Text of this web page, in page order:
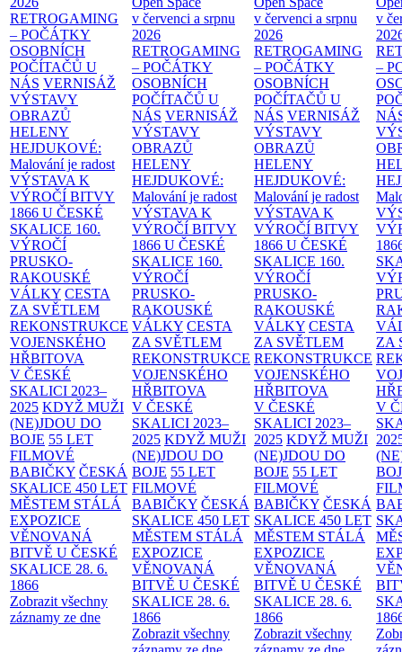
RETROGAMING
– POČÁTKY
OSOBNÍCH
POČÍTAČŮ U
NÁS VERNISÁŽ
VÝSTAVY
OBRAZŮ
HELENY
HEJDUKOVÉ:
Malování je radost
VÝSTAVA K
VÝROČÍ BITVY
1866 U ČESKÉ
SKALICE 160.
VÝROČÍ
PRUSKO-
RAKOUSKÉ
VÁLKY CESTA
ZA SVĚTLEM
REKONSTRUKCE
VOJENSKÉHO
HŘBITOVA
V ČESKÉ
SKALICI 2023–
2025 KDYŽ MUŽI
(NE)JDOU DO
BOJE 55 LET
FILMOVÉ
BABIČKY ČESKÁ
SKALICE 450 LET
MĚSTEM STÁLÁ
EXPOZICE
VĚNOVANÁ
BITVĚ U ČESKÉ
SKALICE 28. 6.
1866
Zobrazit všechny
záznamy ze dne
v červenci a srpnu
2026
RETROGAMING
– POČÁTKY
OSOBNÍCH
POČÍTAČŮ U
NÁS VERNISÁŽ
VÝSTAVY
OBRAZŮ
HELENY
HEJDUKOVÉ:
Malování je radost
VÝSTAVA K
VÝROČÍ BITVY
1866 U ČESKÉ
SKALICE 160.
VÝROČÍ
PRUSKO-
RAKOUSKÉ
VÁLKY CESTA
ZA SVĚTLEM
REKONSTRUKCE
VOJENSKÉHO
HŘBITOVA
V ČESKÉ
SKALICI 2023–
2025 KDYŽ MUŽI
(NE)JDOU DO
BOJE 55 LET
FILMOVÉ
BABIČKY ČESKÁ
SKALICE 450 LET
MĚSTEM STÁLÁ
EXPOZICE
VĚNOVANÁ
BITVĚ U ČESKÉ
SKALICE 28. 6.
1866
Zobrazit všechny
v červenci a srpnu
2026
RETROGAMING
– POČÁTKY
OSOBNÍCH
POČÍTAČŮ U
NÁS VERNISÁŽ
VÝSTAVY
OBRAZŮ
HELENY
HEJDUKOVÉ:
Malování je radost
VÝSTAVA K
VÝROČÍ BITVY
1866 U ČESKÉ
SKALICE 160.
VÝROČÍ
PRUSKO-
RAKOUSKÉ
VÁLKY CESTA
ZA SVĚTLEM
REKONSTRUKCE
VOJENSKÉHO
HŘBITOVA
V ČESKÉ
SKALICI 2023–
2025 KDYŽ MUŽI
(NE)JDOU DO
BOJE 55 LET
FILMOVÉ
BABIČKY ČESKÁ
SKALICE 450 LET
MĚSTEM STÁLÁ
EXPOZICE
VĚNOVANÁ
BITVĚ U ČESKÉ
SKALICE 28. 6.
1866
Zobrazit všechny
v
–
ZA
V